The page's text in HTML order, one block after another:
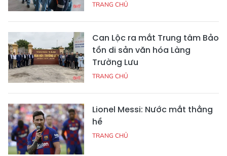
TRANG CHỦ
Can Lộc ra mắt Trung tâm Bảo
tồn di sản văn hóa Làng
Trường Lưu
TRANG CHỦ
Lionel Messi: Nước mắt thằng
hề
TRANG CHỦ